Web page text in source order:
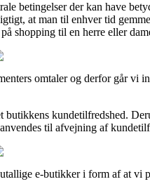
betingelser der kan have
at man til enhver tid
shopping til en herre eller
omtaler og derfor går vi
kundetilfredshed.
til afvejning af
e-butikker i form af at vi